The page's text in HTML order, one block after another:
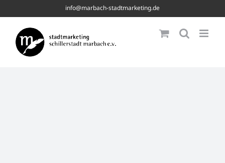
to
content
info@marbach-stadtmarketing.de